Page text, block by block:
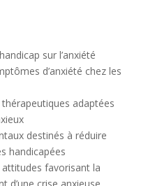
sur l’anxiété
d’anxiété chez les
adaptées
destinés à réduire
handicapées
attitudes favorisant la